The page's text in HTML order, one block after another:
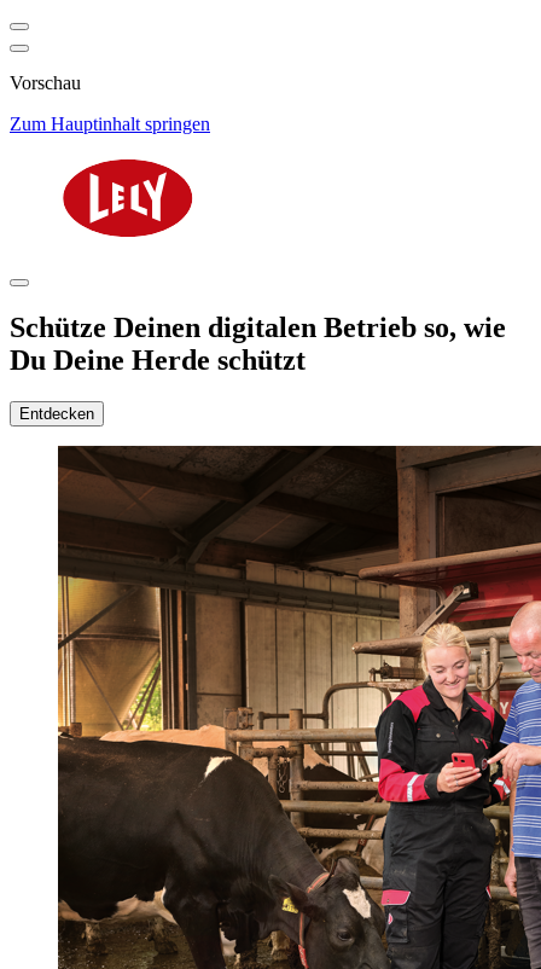
Vorschau
Zum Hauptinhalt springen
Schütze Deinen digitalen Betrieb so, wie
Du Deine Herde schützt
Entdecken